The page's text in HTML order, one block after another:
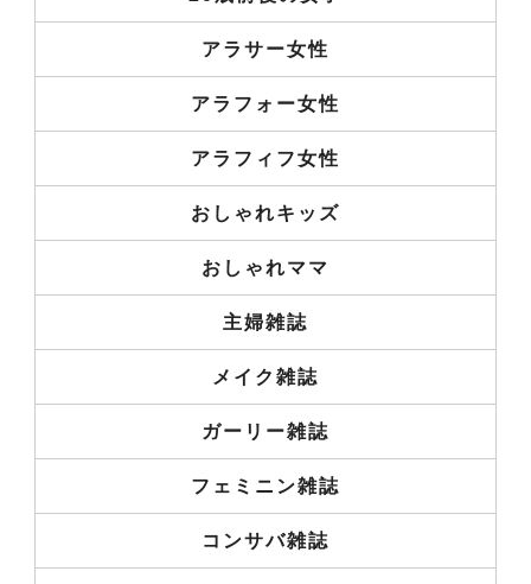
アラサー女性
アラフォー女性
アラフィフ女性
おしゃれキッズ
おしゃれママ
主婦雑誌
メイク雑誌
ガーリー雑誌
フェミニン雑誌
コンサバ雑誌